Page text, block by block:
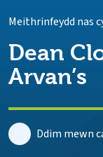
Meithrinfeydd nas
Dean
Arvan’s
Ddim mewn